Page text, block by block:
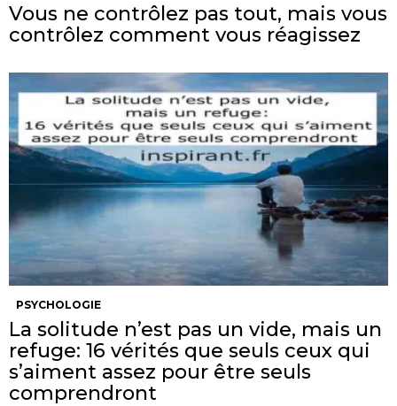
Vous ne contrôlez pas tout, mais vous
contrôlez comment vous réagissez
PSYCHOLOGIE
La solitude n’est pas un vide, mais un
refuge: 16 vérités que seuls ceux qui
s’aiment assez pour être seuls
comprendront